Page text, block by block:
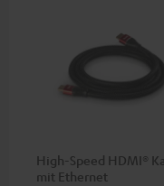
High-Speed HDMI®
mit Ethernet